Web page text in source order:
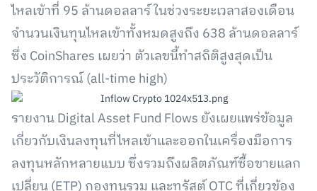
ไหลเข้าที่ 95 ล้านดอลลาร์ ในช่วงระยะเวลาสองเดือน
จำนวนเงินทุนไหลเข้าทั้งหมดสูงถึง 638 ล้านดอลลาร์
ซึ่ง CoinShares เผยว่า ตัวเลขนี้ทำสถิติสูงสุดเป็น
ประวัติการณ์ (all-time high)
รายงาน Digital Asset Fund Flows ยังเผยแพร่ข้อมูล
เกี่ยวกับเงินลงทุนที่ไหลเข้าและออกในเครื่องมือการ
ลงทุนหลักหลายแบบ ซึ่งรวมถึงผลิตภัณฑ์ซื้อขายแลก
เปลี่ยน (ETP) กองทุนรวม และทรัสต์ OTC ที่เกี่ยวข้อง